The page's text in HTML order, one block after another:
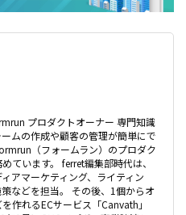
プロダクトオーナー 専門知識
ムの作成や顧客の管理が簡単にで
（フォームラン）のプロダク
ています。 ferret編集部時代は、
アマーケティング、ライティン
などを担当。 その後、1個からオ
作れるECサービス「Canvath」